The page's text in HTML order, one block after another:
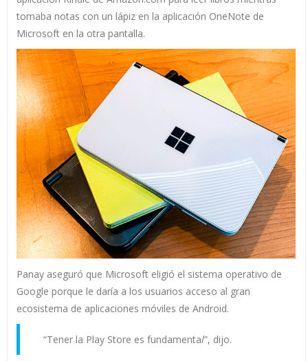
tomaba notas con un lápiz en la aplicación OneNote de
Microsoft en la otra pantalla.
Panay aseguró que Microsoft eligió el sistema operativo de
Google porque le daría a los usuarios acceso al gran
ecosistema de aplicaciones móviles de Android.
“Tener la Play Store es fundamental”, dijo.